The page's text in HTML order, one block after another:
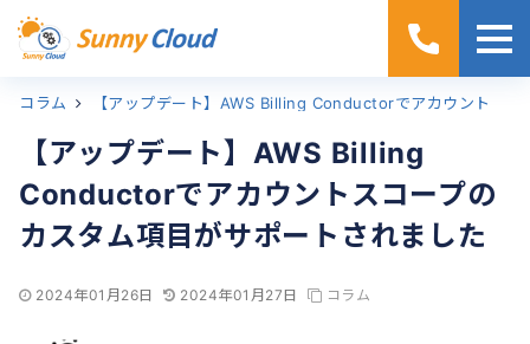
ホーム
コラム
【アップデート】AWS Billing
Conductorでアカウントスコープの
カスタム項目がサポートされました
2024年01月26日 2024年01月27日 コラム